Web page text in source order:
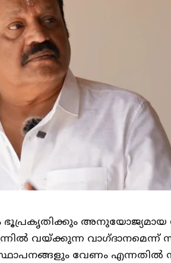
ഭൂപ്രകൃതിക്കും
വയ്ക്കുന്ന വാഗ്ദാനമെന്ന്
വേണം എന്നതിൽ